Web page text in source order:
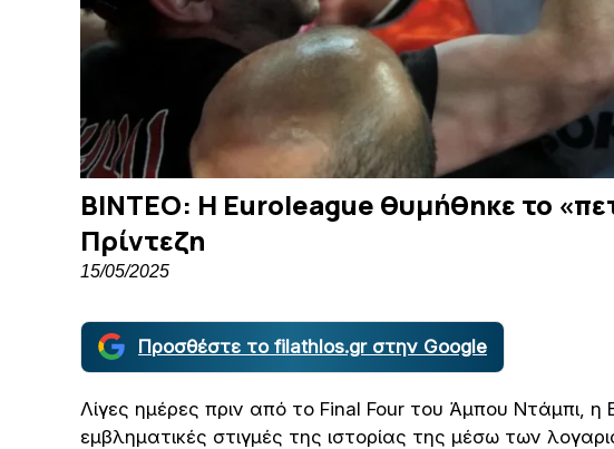
ΒΙΝΤΕΟ: Η Euroleague θυμήθηκε το
Πρίντεζη
15/05/2025
Προσθέστε το filathlos.gr στην Google
Λίγες ημέρες πριν από το Final Four του Άμπου Ντάμπι, η
εμβληματικές στιγμές της ιστορίας της μέσω των